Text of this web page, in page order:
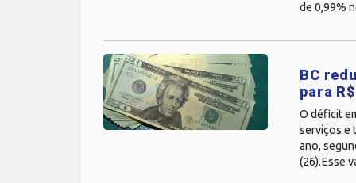
de 0,99%
BC
para
O déficit
serviços e
ano,
(26).Esse